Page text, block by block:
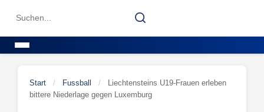
Search
Search
Start / Fussball /
Liechtensteins U19-Frauen erleben
bittere Niederlage gegen Luxemburg